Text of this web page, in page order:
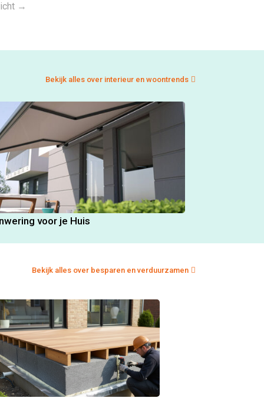
→
Bekijk alles over interieur en woontrends
voor je Huis
Bekijk alles over besparen en verduurzamen